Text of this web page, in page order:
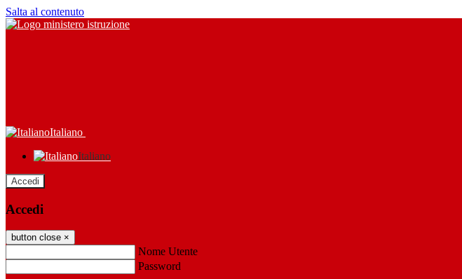
Salta al contenuto
Italiano
Italiano
Accedi
Accedi
button close ×
Nome Utente
Password